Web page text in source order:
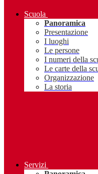
Scuola
Panoramica
Presentazione
I luoghi
Le persone
I numeri della
Le carte della
Organizzazione
La storia
Servizi